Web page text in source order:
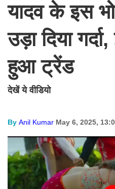
यादव के इस
उड़ा दिया
हुआ ट्रेंड
देखें ये वीडियो
By Anil Kumar May 6, 2025,